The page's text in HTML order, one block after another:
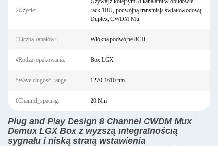
2Użycie:
Używaj z kolejnymi 8 kanałami w obudowie
rack 1RU, podwójną transmisją światłowodową
Duplex, CWDM Mu
3Liczba kanałów: Włókna podwójne 8CH
4Rodzaj opakowania: Box LGX
5Wave długość_range: 1270-1610 nm
6Channel_spacing: 20 Nm
Plug and Play Design 8 Channel CWDM Mux
Demux LGX Box z wyższą integralnością
sygnału i niską stratą wstawienia